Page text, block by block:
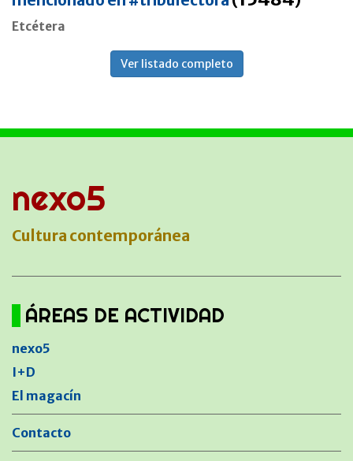
Etcétera
Ver listado completo
nexo5
Cultura contemporánea
ÁREAS DE ACTIVIDAD
nexo5
I+D
El magacín
Contacto